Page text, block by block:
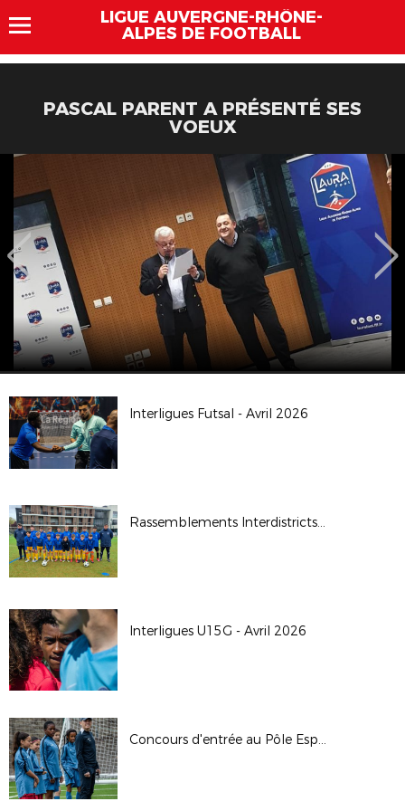
LIGUE AUVERGNE-RHÔNE-
ALPES DE FOOTBALL
PASCAL PARENT A PRÉSENTÉ SES
VOEUX
Interligues Futsal - Avril 2026
Rassemblements Interdistricts U14G - Avr. 2026
Interligues U15G - Avril 2026
Concours d'entrée au Pôle Espoirs - 2026